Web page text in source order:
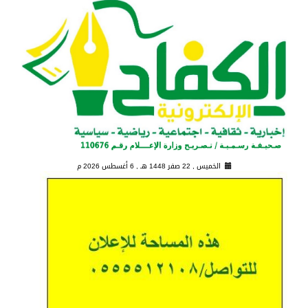
الخميس , 22 صفر 1448 هـ , 6 أغسطس 2026 م